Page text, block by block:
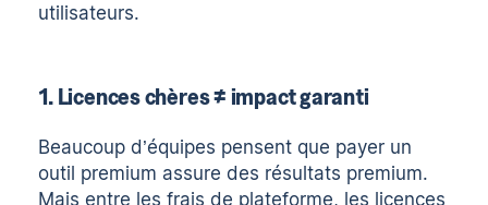
utilisateurs.
1. Licences chères ≠ impact garanti
Beaucoup d’équipes pensent que payer un
outil premium assure des résultats premium.
Mais entre les frais de plateforme, les licences